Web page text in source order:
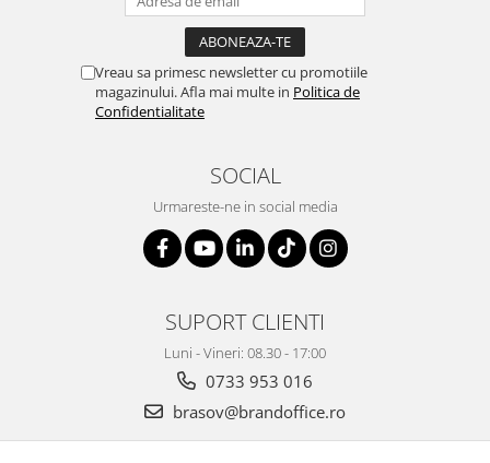
Vreau sa primesc newsletter cu promotiile
magazinului. Afla mai multe in Politica de
Confidentialitate
SOCIAL
Urmareste-ne in social media
SUPORT CLIENTI
Luni - Vineri: 08.30 - 17:00
0733 953 016
brasov@brandoffice.ro